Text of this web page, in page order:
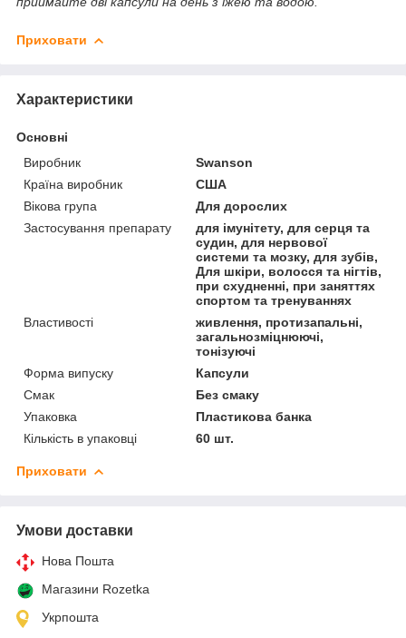
Приховати
Характеристики
Основні
Виробник
Swanson
Країна виробник
США
Вікова група
Для дорослих
Застосування препарату
для імунітету, для серця та
судин, для нервової
системи та мозку, для зубів,
Для шкіри, волосся та нігтів,
при схудненні, при заняттях
спортом та тренуваннях
Властивості
живлення, протизапальні,
загальнозміцнюючі,
тонізуючі
Форма випуску
Капсули
Смак
Без смаку
Упаковка
Пластикова банка
Кількість в упаковці
60 шт.
Приховати
Умови доставки
Нова Пошта
Магазини Rozetka
Укрпошта